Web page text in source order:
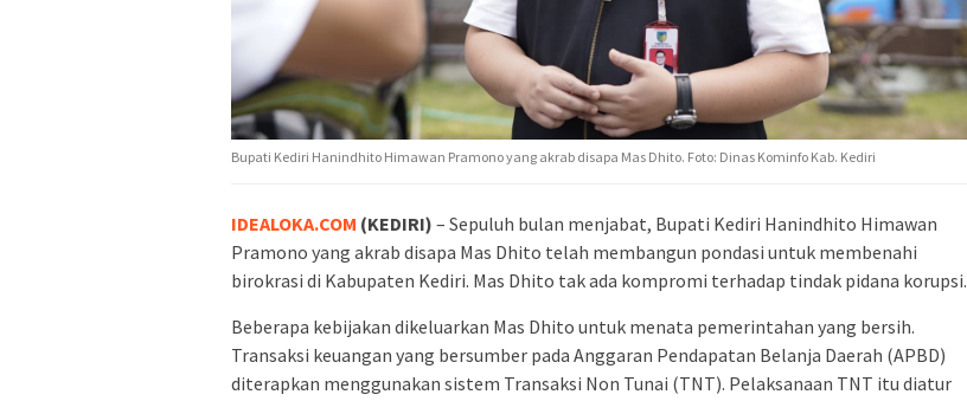
Bupati Kediri Hanindhito Himawan Pramono yang akrab disapa Mas Dhito. Foto: Dinas Kominfo Kab. Kediri
IDEALOKA.COM (KEDIRI) – Sepuluh bulan menjabat, Bupati Kediri Hanindhito Himawan
Pramono yang akrab disapa Mas Dhito telah membangun pondasi untuk membenahi
birokrasi di Kabupaten Kediri. Mas Dhito tak ada kompromi terhadap tindak pidana korupsi.
Beberapa kebijakan dikeluarkan Mas Dhito untuk menata pemerintahan yang bersih.
Transaksi keuangan yang bersumber pada Anggaran Pendapatan Belanja Daerah (APBD)
diterapkan menggunakan sistem Transaksi Non Tunai (TNT). Pelaksanaan TNT itu diatur